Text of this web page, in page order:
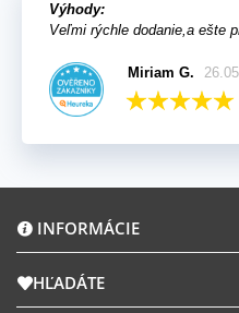
Výhody:
Veľmi rýchle dodanie,a ešte
Miriam G.
INFORMÁCIE
HĽADÁTE